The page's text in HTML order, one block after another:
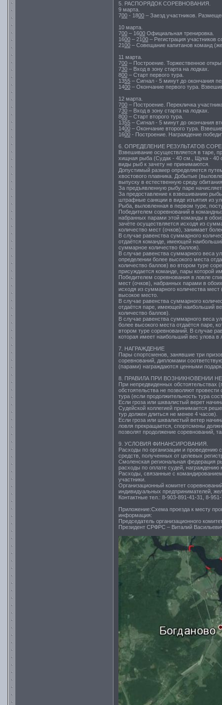
5. РАСПОРЯДОК СОРЕВНОВАНИЯ.
9 марта.
700 - 1800 – Заезд участников.
10 марта.
700 – 1600 Официальная тренировка.
1600 – 2100 – Регистрация участников
2100 – Совещание капитанов команд
11 марта.
700 – Построение. Торжественное
730 – Вход в зону старта на лодках.
800 – Старт первого тура.
1355 – Сигнал - 5 минут до окончания
1400 – Окончание первого тура.
12 марта.
700 – Построение. Перекличка
730 – Вход в зону старта на лодках.
800 – Старт второго тура.
1355 – Сигнал - 5 минут до окончания
1400 – Окончание второго тура.
1600 - Построение. Награждение
6. ОПРЕДЕЛЕНИЕ РЕЗУЛЬТАТОВ
Взвешивание осуществляется в таре,
хищная рыба (Судак - 40 см., Щука - 40
виды рыб к зачету не принимаются.
Допустимый размер определяется
хвостового плавника. Добытые
выпуску в естественную среду
За предъявленную рыбу паре
За предоставление к взвешиванию
штрафные санкции в виде изъятия из
Рыба, выловленная в первом туре,
Победителем соревнований в
набранных парами этой команды в
зачёте осуществляется исходя из
количество мест (очков), занимает
В случае равенства суммарного
отдаётся команде, имеющей
суммарное количество баллов).
В случае равенства суммарного веса
определении более высокого места
количество баллов) во втором туре
присуждается команде, пары которой
Победителем соревнования в ловле
мест (очков), набранных парами в
исходя из суммарного количества
высокое место.
В случае равенства суммарного
отдаётся паре, имеющей наибольший
количество баллов).
В случае равенства суммарного веса
более высокого места отдаётся паре,
втором туре соревнований. В случае
которая имеет наибольший вес улова в
7. НАГРАЖДЕНИЕ
Пары спортсменов, занявшие три
соревнований, дипломами
(парами) награждаются ценными
8. ПРАВИЛА ПРИ ВОЗНИКНОВЕНИИ
При непредвиденных обстоятельствах
обстоятельства не позволяют
тура (если продолжительность тура
Если гроза или шквалистый верет
Судейской коллегией принимается
тур должен длиться не менее 4 часов).
Если гроза или шквалистый ветер
ловля прекращается, спортсмены
позволят продолжение соревнований,
9. УСЛОВИЯ ФИНАНСИРОВАНИЯ.
Расходы по организации и проведению
средств, полученных от целевых
Смоленская региональная федерация
расходы по оплате судей,
Расходы, связанные с
участники.
Организационный комитет
индивидуальных предпринимателей,
Контактные тел.: 8-903-891-41-31, 8-
Приложение:Схема проезда к месту
информация:
Председатель организационного
Президент СРФРС – Виталий